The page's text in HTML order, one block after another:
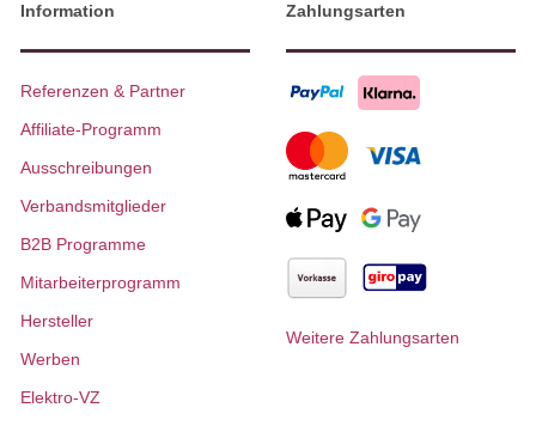
Information
Referenzen & Partner
Affiliate-Programm
Ausschreibungen
Verbandsmitglieder
B2B Programme
Mitarbeiterprogramm
Hersteller
Werben
Elektro-VZ
Zahlungsarten
Weitere Zahlungsarten